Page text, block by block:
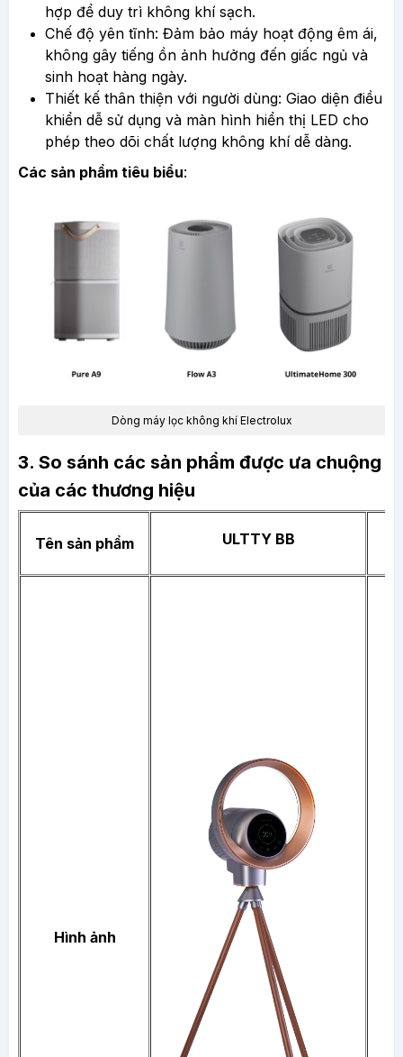
hợp để duy trì không khí sạch.
Chế độ yên tĩnh: Đảm bảo máy hoạt động êm ái,
không gây tiếng ồn ảnh hưởng đến giấc ngủ và
sinh hoạt hàng ngày.
Thiết kế thân thiện với người dùng: Giao diện điều
khiển dễ sử dụng và màn hình hiển thị LED cho
phép theo dõi chất lượng không khí dễ dàng.
Các sản phẩm tiêu biểu:
Dòng máy lọc không khí Electrolux
3. So sánh các sản phẩm được ưa chuộng
của các thương hiệu
Tên sản phẩm ULTTY BB
Hình ảnh